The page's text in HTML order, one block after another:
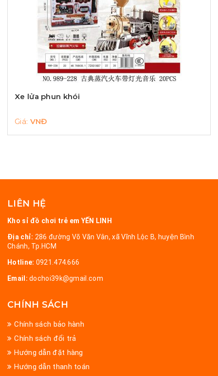
Xe lửa phun khói
Giá: VNĐ
LIÊN HỆ
Kho sỉ đồ chơi trẻ em YẾN LINH
Địa chỉ: 286 đường Võ Văn Vân, xã Vĩnh Lộc B, huyện Bình
Chánh, Tp.HCM
Hotline: 0921.474.666
Email: dochoi39k@gmail.com
CHÍNH SÁCH
Chính sách bảo hành
Chính sách đổi trả
Hướng dẫn đặt hàng
Hướng dẫn thanh toán